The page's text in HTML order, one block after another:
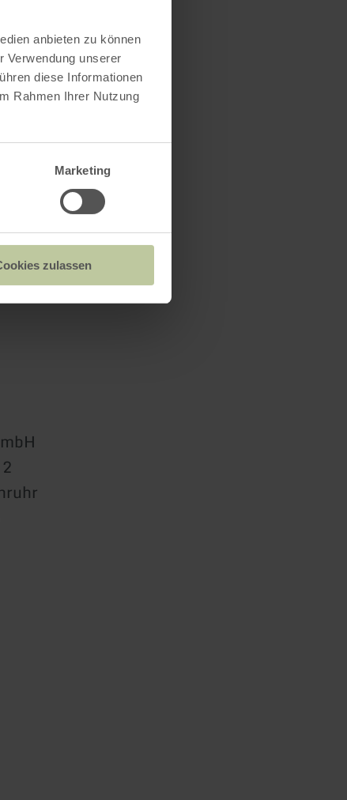
anbieten zu können
Verwendung unserer
diese Informationen
Rahmen Ihrer Nutzung
Marketing
zulassen